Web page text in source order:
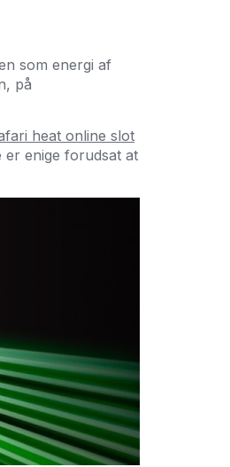
som energi af
på
heat online slot
er enige forudsat at